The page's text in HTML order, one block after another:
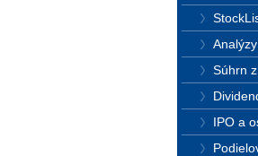
Analýzy
Súhrn
IPO a